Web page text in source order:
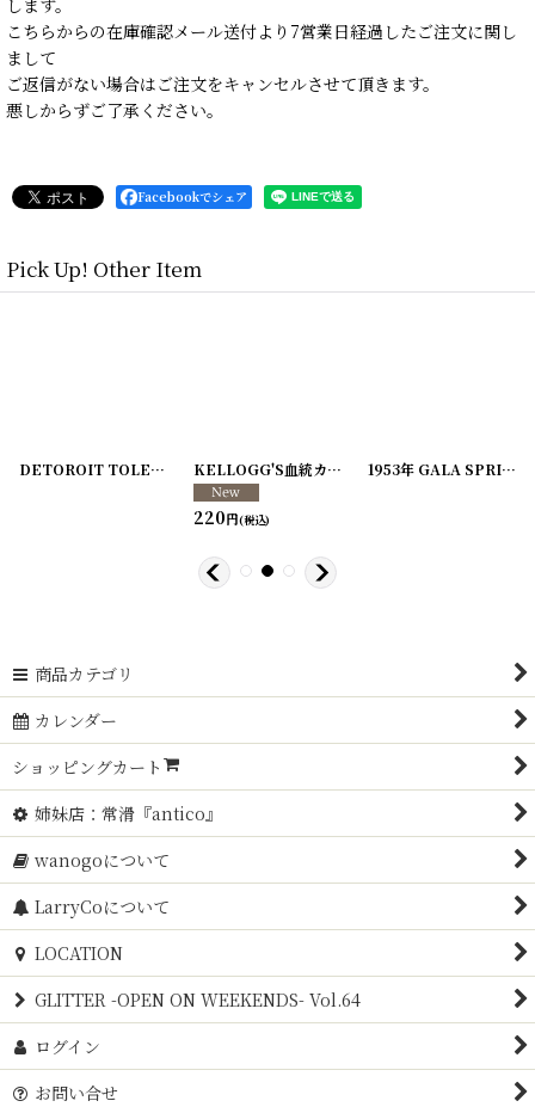
こちらからの在庫確認メール送付より7営業日経過したご注文に関し
まして
ご返信がない場合はご注文をキャンセルさせて頂きます。
悪しからずご了承ください。
Facebookでシェア
Pick Up! Other Item
[20200407-21] [20210203-1
DETOROIT TOLEDO AND IRONTOWN RAILROAD COMPANY 鉄道会社伝票 KELLOGG'S血統カード <MALE> [20210203-3
220円(税込)
1953年 GALA SPRING OPERA FESTIVAL チケットオーダーシート
商品カテゴリ
カレンダー
ショッピングカート
姉妹店：常滑『antico』
wanogoについて
LarryCoについて
LOCATION
GLITTER -OPEN ON WEEKENDS- Vol.64
ログイン
お問い合せ